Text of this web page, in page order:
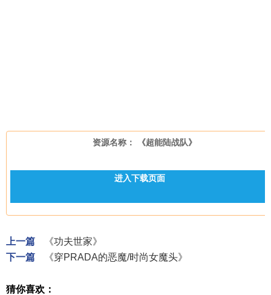
资源名称： 《超能陆战队》
进入下载页面
上一篇
《功夫世家》
下一篇
《穿PRADA的恶魔/时尚女魔头》
猜你喜欢：